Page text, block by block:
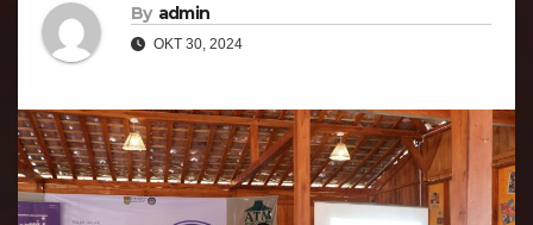
By admin
OKT 30, 2024